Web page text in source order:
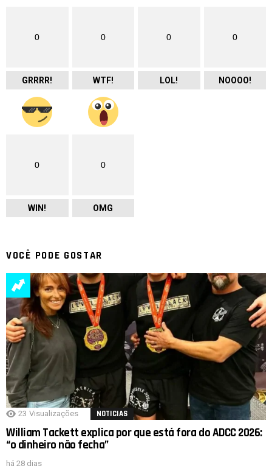
0
GRRRR!
0
WTF!
0
LOL!
0
NOOOO!
0
WIN!
0
OMG
VOCÊ PODE GOSTAR
23 Visualizações NOTICIAS
William Tackett explica por que está fora do ADCC 2026:
“o dinheiro não fecha”
há 28 dias